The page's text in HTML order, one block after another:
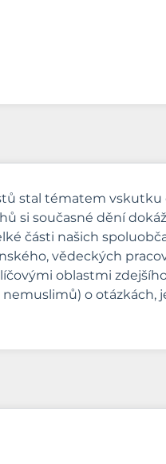
stal tématem vskutku
si současné dění
části našich
vědeckých
oblastmi
o otázkách,